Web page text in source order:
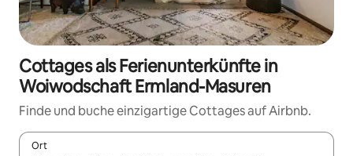
Cottages als Ferienunterkünfte in
Woiwodschaft Ermland-Masuren
Finde und buche einzigartige Cottages auf Airbnb.
Ort